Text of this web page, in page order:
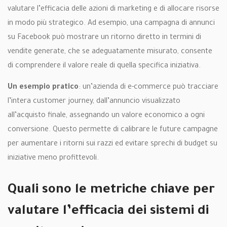
valutare l’efficacia delle azioni di marketing e di allocare risorse
in modo più strategico. Ad esempio, una campagna di annunci
su Facebook può mostrare un ritorno diretto in termini di
vendite generate, che se adeguatamente misurato, consente
di comprendere il valore reale di quella specifica iniziativa.
Un esempio pratico: un’azienda di e-commerce può tracciare
l’intera customer journey, dall’annuncio visualizzato
all’acquisto finale, assegnando un valore economico a ogni
conversione. Questo permette di calibrare le future campagne
per aumentare i ritorni sui razzi ed evitare sprechi di budget su
iniziative meno profittevoli.
Quali sono le metriche chiave per
valutare l’efficacia dei sistemi di